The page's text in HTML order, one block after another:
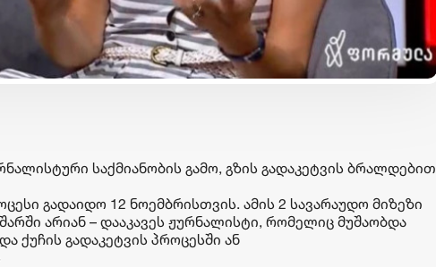
საქმიანობის გამო, გზის გადაკეტვის ბრალდებით
გადაიდო 12 ნოემბრისთვის. ამის 2 სავარაუდო მიზეზი
არიან – დააკავეს ჟურნალისტი, რომელიც მუშაობდა
ქუჩის გადაკეტვის პროცესში ან
მისია შესრულებულია:
„ანაგი ქოლაბმა"
„თბილისის აკრებთან"
კოლაბორაცია წარმატებით
Euromoney-მ
საქართველოს ბანკი CEE
კატეგორიაში საუკეთესო
ბანკად დაასახელა
მიმართულებით